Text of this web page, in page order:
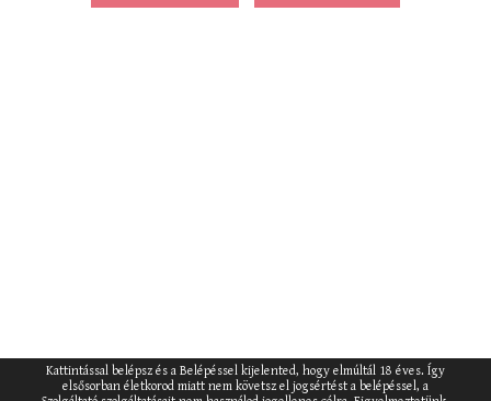
Kattintással belépsz és a Belépéssel kijelented, hogy elmúltál 18 éves. Így
elsősorban életkorod miatt nem követsz el jogsértést a belépéssel, a